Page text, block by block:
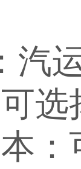
汽
可
本